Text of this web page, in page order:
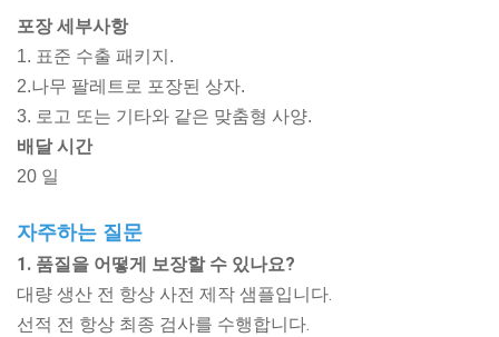
포장 세부사항
1. 표준 수출 패키지.
2.나무 팔레트로 포장된 상자.
3. 로고 또는 기타와 같은 맞춤형 사양.
배달 시간
20 일
자주하는 질문
1. 품질을 어떻게 보장할 수 있나요?
대량 생산 전 항상 사전 제작 샘플입니다.
선적 전 항상 최종 검사를 수행합니다.